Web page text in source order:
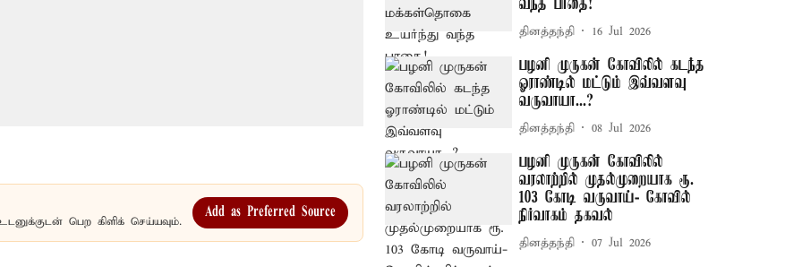
பெற கிளிக் செய்யவும்.
Add as Preferred Source
வந்த பாதை!
தினத்தந்தி 16 Jul 2026
பழனி முருகன் கோவிலில் கடந்த
ஓராண்டில் மட்டும் இவ்வளவு
வருவாயா...?
தினத்தந்தி 08 Jul 2026
பழனி முருகன் கோவிலில்
வரலாற்றில் முதல்முறையாக ரூ.
103 கோடி வருவாய்- கோவில்
நிர்வாகம் தகவல்
தினத்தந்தி 07 Jul 2026